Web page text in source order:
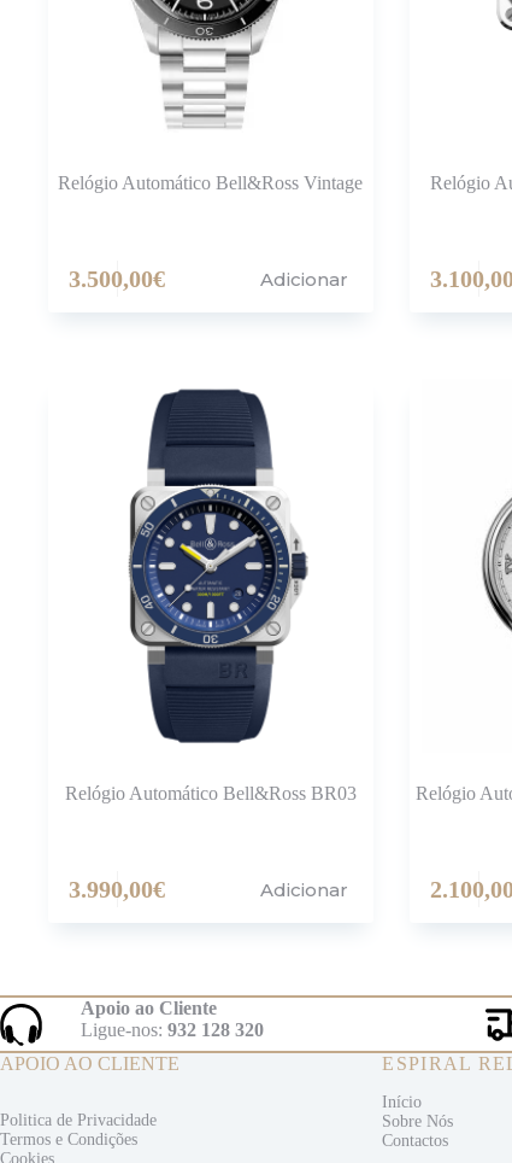
Relógio Automático Bell&Ross Vintage
3.500,00€ Adicionar
Relógio
Relógio Automático Bell&Ross BR03
3.990,00€ Adicionar
Relógio
Apoio ao Cliente
Ligue-nos: 932 128 320
APOIO AO CLIENTE
Politica de Privacidade
Termos e Condições
Cookies
ESPIRAL
Início
Sobre Nós
Contactos